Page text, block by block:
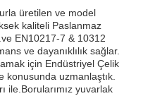
üretilen ve model
kaliteli Paslanmaz
EN10217-7 & 10312
ve dayanıklılık sağlar.
için Endüstriyel Çelik
konusunda uzmanlaştık.
ile.Borularımız yuvarlak